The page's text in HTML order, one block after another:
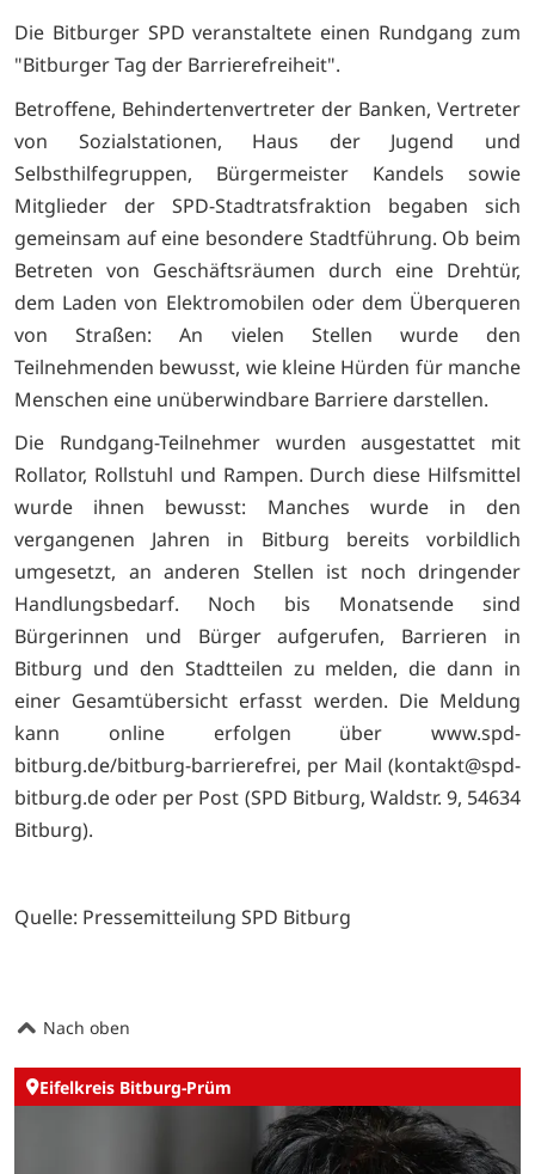
Die Bitburger SPD veranstaltete einen Rundgang zum
"Bitburger Tag der Barrierefreiheit".
Betroffene, Behindertenvertreter der Banken, Vertreter
von Sozialstationen, Haus der Jugend und
Selbsthilfegruppen, Bürgermeister Kandels sowie
Mitglieder der SPD-Stadtratsfraktion begaben sich
gemeinsam auf eine besondere Stadtführung. Ob beim
Betreten von Geschäftsräumen durch eine Drehtür,
dem Laden von Elektromobilen oder dem Überqueren
von Straßen: An vielen Stellen wurde den
Teilnehmenden bewusst, wie kleine Hürden für manche
Menschen eine unüberwindbare Barriere darstellen.
Die Rundgang-Teilnehmer wurden ausgestattet mit
Rollator, Rollstuhl und Rampen. Durch diese Hilfsmittel
wurde ihnen bewusst: Manches wurde in den
vergangenen Jahren in Bitburg bereits vorbildlich
umgesetzt, an anderen Stellen ist noch dringender
Handlungsbedarf. Noch bis Monatsende sind
Bürgerinnen und Bürger aufgerufen, Barrieren in
Bitburg und den Stadtteilen zu melden, die dann in
einer Gesamtübersicht erfasst werden. Die Meldung
kann online erfolgen über www.spd-
bitburg.de/bitburg-barrierefrei, per Mail (kontakt@spd-
bitburg.de oder per Post (SPD Bitburg, Waldstr. 9, 54634
Bitburg).
Quelle: Pressemitteilung SPD Bitburg
Nach oben
Eifelkreis Bitburg-Prüm